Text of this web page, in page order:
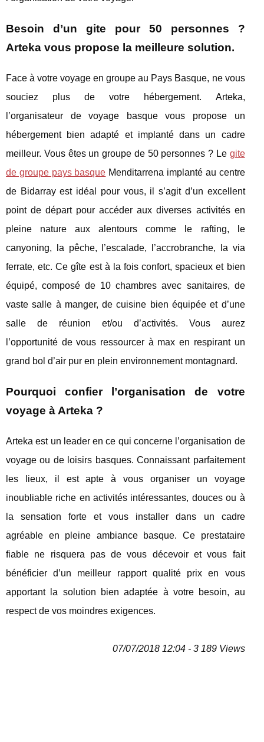
Besoin d’un gite pour 50 personnes ?
Arteka vous propose la meilleure solution.
Face à votre voyage en groupe au Pays Basque, ne vous
souciez plus de votre hébergement. Arteka,
l’organisateur de voyage basque vous propose un
hébergement bien adapté et implanté dans un cadre
meilleur. Vous êtes un groupe de 50 personnes ? Le gite
de groupe pays basque Menditarrena implanté au centre
de Bidarray est idéal pour vous, il s’agit d’un excellent
point de départ pour accéder aux diverses activités en
pleine nature aux alentours comme le rafting, le
canyoning, la pêche, l’escalade, l’accrobranche, la via
ferrate, etc. Ce gîte est à la fois confort, spacieux et bien
équipé, composé de 10 chambres avec sanitaires, de
vaste salle à manger, de cuisine bien équipée et d’une
salle de réunion et/ou d’activités. Vous aurez
l’opportunité de vous ressourcer à max en respirant un
grand bol d’air pur en plein environnement montagnard.
Pourquoi confier l’organisation de votre
voyage à Arteka ?
Arteka est un leader en ce qui concerne l’organisation de
voyage ou de loisirs basques. Connaissant parfaitement
les lieux, il est apte à vous organiser un voyage
inoubliable riche en activités intéressantes, douces ou à
la sensation forte et vous installer dans un cadre
agréable en pleine ambiance basque. Ce prestataire
fiable ne risquera pas de vous décevoir et vous fait
bénéficier d’un meilleur rapport qualité prix en vous
apportant la solution bien adaptée à votre besoin, au
respect de vos moindres exigences.
07/07/2018 12:04 - 3 189 Views